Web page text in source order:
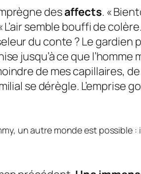
desaffects. «
L’air semble bouffi de colère.
du conte ? Le gardien
jusqu’à ce que
de mes capillaires,
se dérègle. L’emprise
un autre monde est possible :